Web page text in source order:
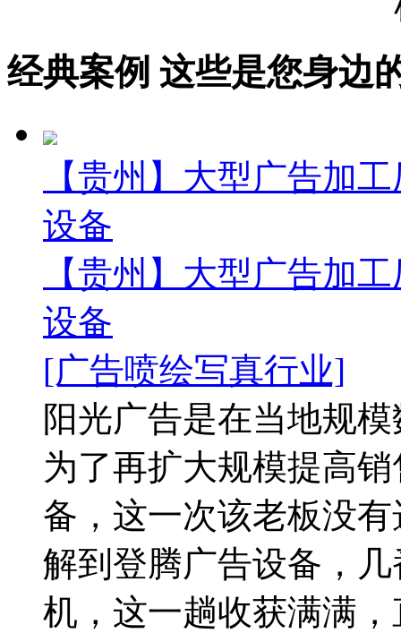
经典案例 这些是您身边
【贵州】大型广告加
设备
【贵州】大型广告加
设备
[广告喷绘写真行业]
阳光广告是在当地规
为了再扩大规模提高
备，这一次该老板没
解到登腾广告设备，
机，这一趟收获满满